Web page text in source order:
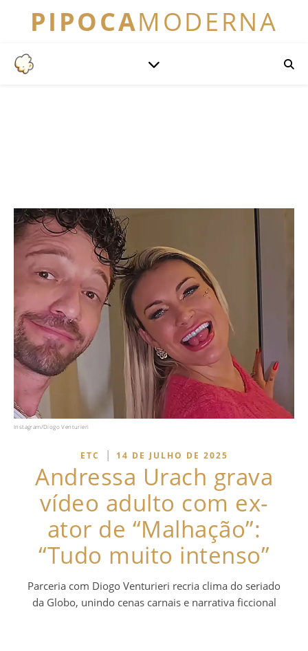
PIPOCAMODERNA
Instagram/Diogo Venturieri
ETC | 14 DE JULHO DE 2025
Andressa Urach grava
vídeo adulto com ex-
ator de “Malhação”:
“Tudo muito intenso”
Parceria com Diogo Venturieri recria clima do seriado
da Globo, unindo cenas carnais e narrativa ficcional